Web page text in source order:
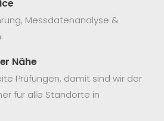
Messdatenanalyse &
Nähe
Prüfungen, damit sind wir der
für alle Standorte in